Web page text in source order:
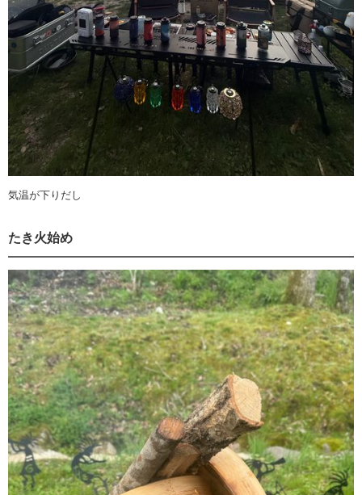
気温が下りだし
たき火始め